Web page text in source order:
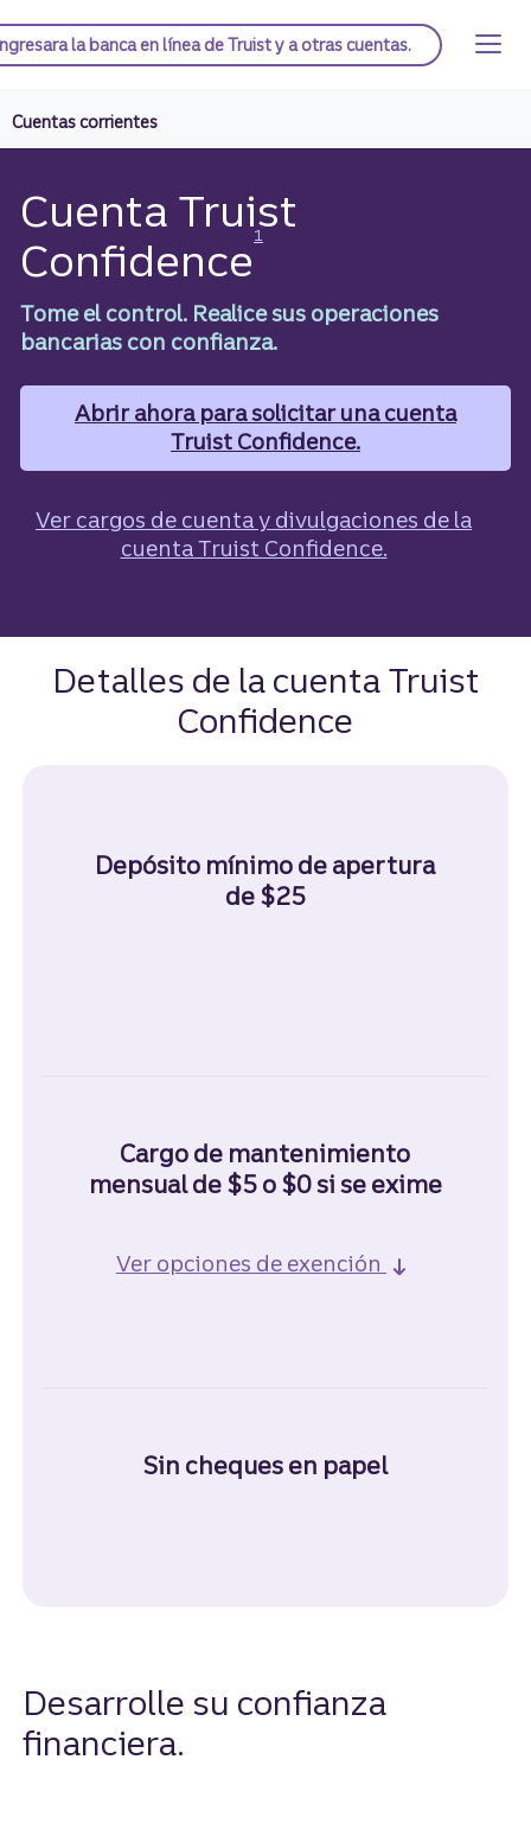
al
contenido
Página de inicio de Truist
a la banca en línea de Truist y a otras cuentas.
Cuentas corrientes
Cuenta Truist
Confidence
Divulgación
1
Tome el control. Realice sus operaciones
bancarias con confianza.
Abrir ahora para solicitar una cuenta
Truist Confidence​​​​​​​.
Ver cargos de cuenta y divulgaciones de la
cuenta Truist Confidence​​​​​​​.
Detalles de la cuenta Truist
Confidence
Depósito mínimo de apertura
de $25
Cargo de mantenimiento
mensual de $5 o $0​​​​​​​ si se exime
Ver opciones de exención​​​​​​​
Sin cheques en papel
Desarrolle su confianza
financiera.